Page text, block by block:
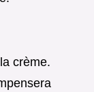
crème.